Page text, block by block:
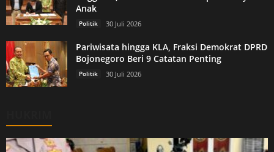
Anak
Politik 30 Juli 2026
Pariwisata hingga KLA, Fraksi Demokrat DPRD
Bojonegoro Beri 9 Catatan Penting
Politik 30 Juli 2026